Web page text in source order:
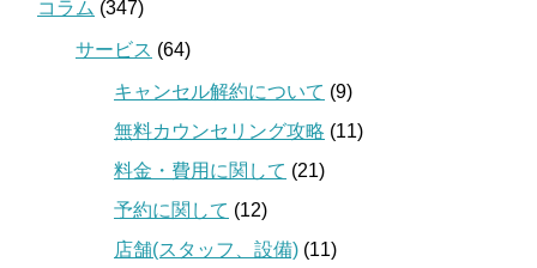
コラム (347)
サービス (64)
キャンセル解約について (9)
無料カウンセリング攻略 (11)
料金・費用に関して (21)
予約に関して (12)
店舗(スタッフ、設備) (11)